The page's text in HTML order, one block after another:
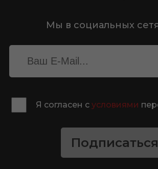
Мы в социальных
Я согласен с условиями
Подписаться